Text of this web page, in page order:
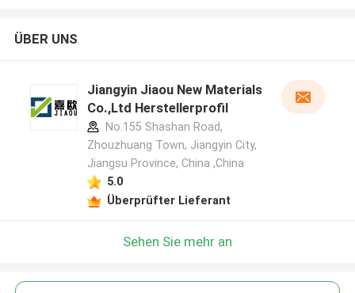
ÜBER UNS
Jiangyin Jiaou New Materials
Co.,Ltd Herstellerprofil
No.155 Shashan Road,
Zhouzhuang Town, Jiangyin City,
Jiangsu Province, China ,China
5.0
Überprüfter Lieferant
Sehen Sie mehr an